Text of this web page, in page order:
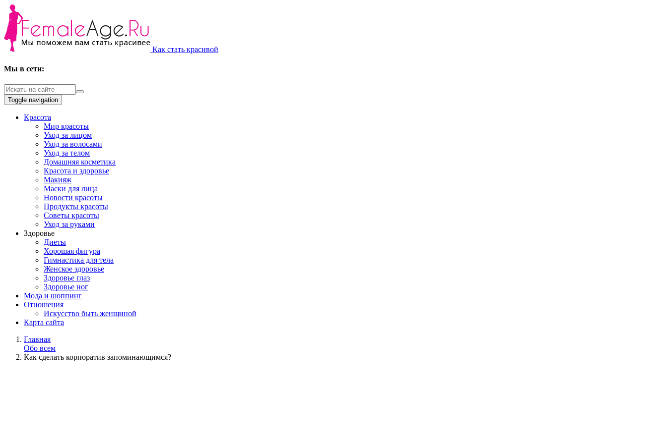
Как стать красивой
Мы в сети:
Toggle navigation
Красота
Мир красоты
Уход за лицом
Уход за волосами
Уход за телом
Домашняя косметика
Красота и здоровье
Макияж
Маски для лица
Новости красоты
Продукты красоты
Советы красоты
Уход за руками
Здоровье
Диеты
Хорошая фигура
Гимнастика для тела
Женское здоровье
Здоровье глаз
Здоровье ног
Мода и шоппинг
Отношения
Искусство быть женщиной
Карта сайта
Главная
Обо всем
Как сделать корпоратив запоминающимся?